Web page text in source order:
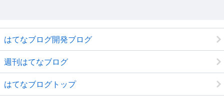
はてなブログ開発ブログ
週刊はてなブログ
はてなブログトップ